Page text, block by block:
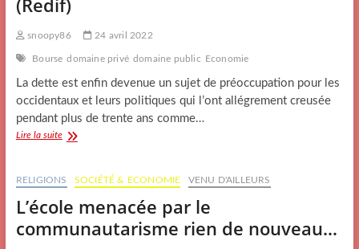
(Redif)
snoopy86 24 avril 2022
Bourse domaine privé domaine public Economie
La dette est enfin devenue un sujet de préoccupation pour les
occidentaux et leurs politiques qui l’ont allégrement creusée
pendant plus de trente ans comme…
Lire la suiteNous
des
…
RELIGIONS SOCIÉTÉ & ECONOMIE VENU D'AILLEURS
L’école menacée par le
communautarisme rien de nouveau…